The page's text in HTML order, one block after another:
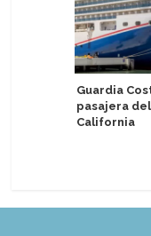
Guardia
pasajera
California